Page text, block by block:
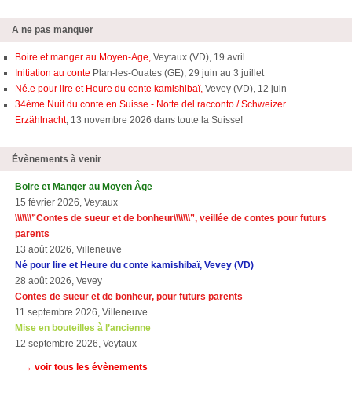
A ne pas manquer
Boire et manger au Moyen-Age, Veytaux (VD), 19 avril
Initiation au conte Plan-les-Ouates (GE), 29 juin au 3 juillet
Né.e pour lire et Heure du conte kamishibaï, Vevey (VD), 12 juin
34ème Nuit du conte en Suisse - Notte del racconto / Schweizer
Erzählnacht, 13 novembre 2026 dans toute la Suisse!
Évènements à venir
Boire et Manger au Moyen Âge
15 février 2026, Veytaux
\\\\\\\”Contes de sueur et de bonheur\\\\\\\”, veillée de contes pour futurs
parents
13 août 2026, Villeneuve
Né pour lire et Heure du conte kamishibaï, Vevey (VD)
28 août 2026, Vevey
Contes de sueur et de bonheur, pour futurs parents
11 septembre 2026, Villeneuve
Mise en bouteilles à l’ancienne
12 septembre 2026, Veytaux
→ voir tous les évènements